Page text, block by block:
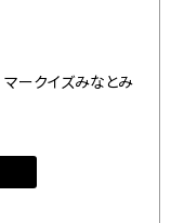
ークイズみなとみ